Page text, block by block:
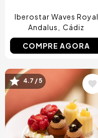
Iberostar Waves Royal
Andalus
Cádiz
COMPRE AGORA
Imagem
4.7 / 5